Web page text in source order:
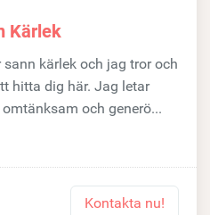
Kärlek
kärlek och jag tror och
hitta dig här. Jag letar
och generö...
Kontakta nu!